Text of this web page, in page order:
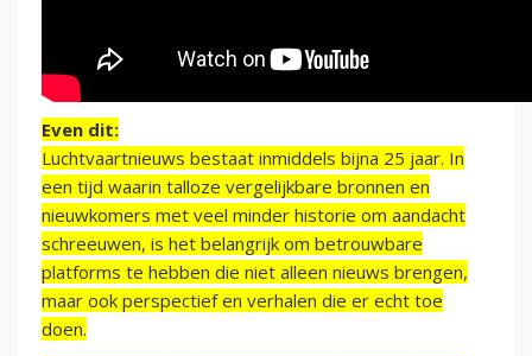
Even dit:
Luchtvaartnieuws bestaat inmiddels bijna 25 jaar. In
een tijd waarin talloze vergelijkbare bronnen en
nieuwkomers met veel minder historie om aandacht
schreeuwen, is het belangrijk om betrouwbare
platforms te hebben die niet alleen nieuws brengen,
maar ook perspectief en verhalen die er echt toe
doen.